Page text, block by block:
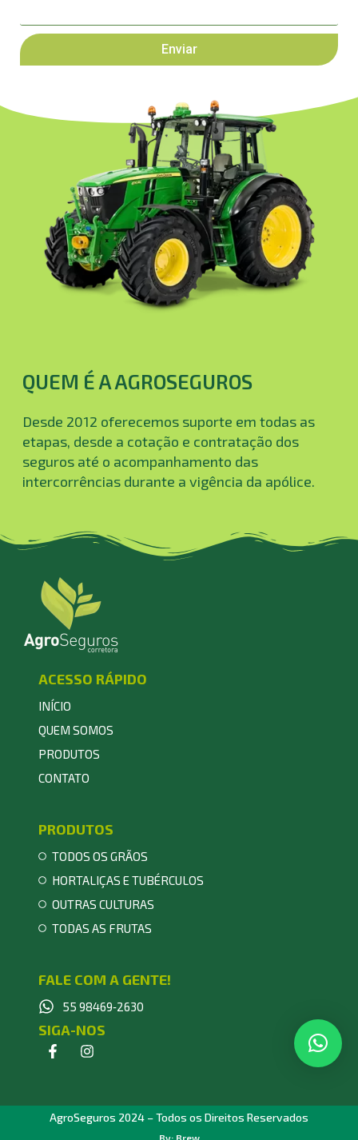
Enviar
QUEM É A AGROSEGUROS
Desde 2012 oferecemos suporte em todas as
etapas, desde a cotação e contratação dos
seguros até o acompanhamento das
intercorrências durante a vigência da apólice.
ACESSO RÁPIDO
INÍCIO
QUEM SOMOS
PRODUTOS
CONTATO
PRODUTOS
TODOS OS GRÃOS
HORTALIÇAS E TUBÉRCULOS
OUTRAS CULTURAS
TODAS AS FRUTAS
FALE COM A GENTE!
55 98469‑2630
SIGA-NOS
AgroSeguros 2024 – Todos os Direitos Reservados
By: Brew